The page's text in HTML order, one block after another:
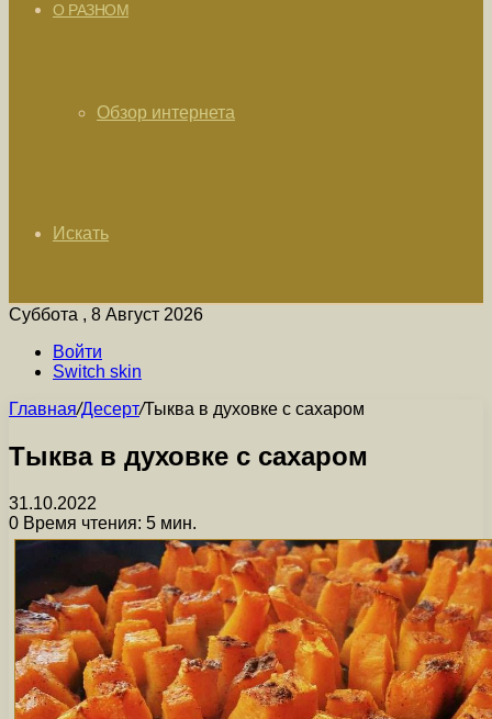
О РАЗНОМ
Обзор интернета
Искать
Суббота , 8 Август 2026
Войти
Switch skin
Главная/Десерт/Тыква в духовке с сахаром
Тыква в духовке с сахаром
31.10.2022
0 Время чтения: 5 мин.